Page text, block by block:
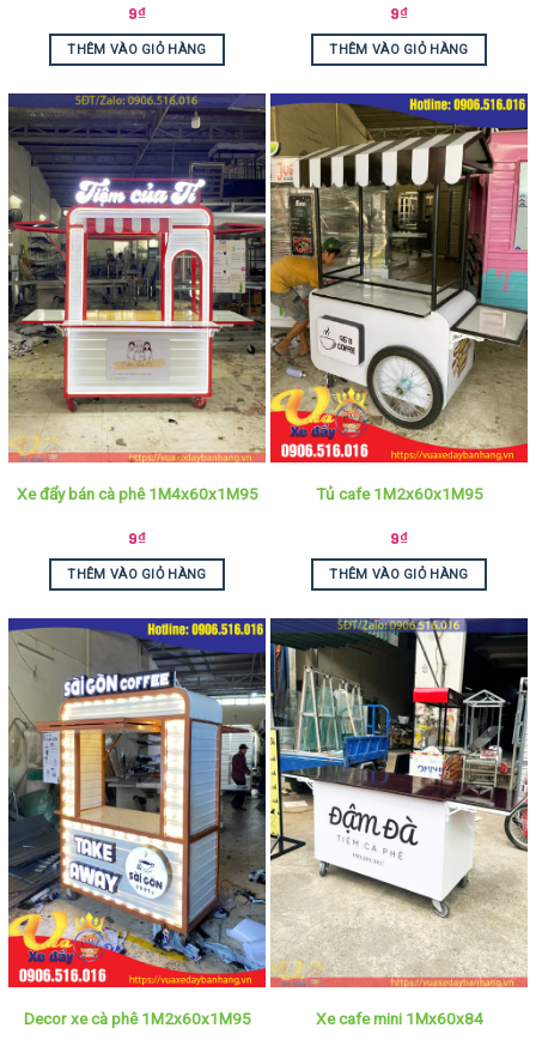
9₫
THÊM VÀO GIỎ HÀNG
9₫
THÊM VÀO GIỎ HÀNG
Xe đẩy bán cà phê 1M4x60x1M95
9₫
THÊM VÀO GIỎ HÀNG
Tủ cafe 1M2x60x1M95
9₫
THÊM VÀO GIỎ HÀNG
Decor xe cà phê 1M2x60x1M95 Xe cafe mini 1Mx60x84